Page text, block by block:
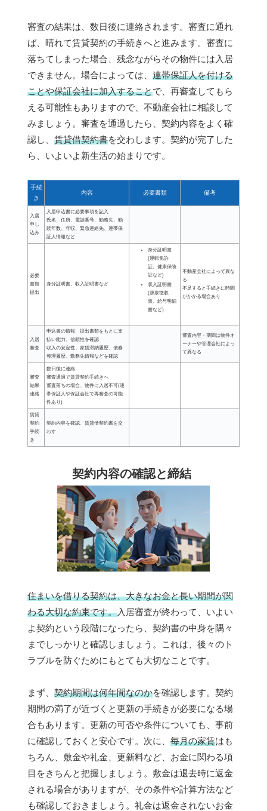
審査の結果は、数日後に連絡されます。審査に通れ
ば、晴れて賃貸契約の手続きへと進みます。審査に
落ちてしまった場合、残念ながらその物件には入居
できません。場合によっては、 連帯保証人を付ける
ことや保証会社に加入することで、再審査してもら
える可能性もありますので、不動産会社に相談して
みましょう。審査を通過したら、契約内容をよく確
認し、 賃貸借契約書を交わします。契約が完了した
ら、いよいよ新生活の始まりです。
手続
き
内容 必要書類 備考
入居
申し
込み
入居申込書に必要事項を記入
氏名、住所、電話番号、勤務先、勤
続年数、年収、緊急連絡先、連帯保
証人情報など
必要
書類
提出
身分証明書、収入証明書など
身分証明書
(運転免許
証、健康保険
証など)
収入証明書
(源泉徴収
票、給与明細
書など)
不動産会社によって異な
る
不足すると手続きに時間
がかかる場合あり
入居
審査
申込書の情報、提出書類をもとに支
払い能力、信頼性を確認
収入の安定性、家賃滞納履歴、債務
整理履歴、勤務先情報などを確認
審査内容・期間は物件オ
ーナーや管理会社によっ
て異なる
審査
結果
連絡
数日後に連絡
審査通過で賃貸契約手続きへ
審査落ちの場合、物件に入居不可(連
帯保証人や保証会社で再審査の可能
性あり)
賃貸
契約
手続
き
契約内容を確認、賃貸借契約書を交
わす
契約内容の確認と締結
住まいを借りる契約は、大きなお金と長い期間が関
わる大切な約束です。入居審査が終わって、いよい
よ契約という段階になったら、契約書の中身を隅々
までしっかりと確認しましょう。これは、後々のト
ラブルを防ぐためにもとても大切なことです。
まず、 契約期間は何年間なのかを確認します。契約
期間の満了が近づくと更新の手続きが必要になる場
合もあります。更新の可否や条件についても、事前
に確認しておくと安心です。次に、 毎月の家賃はも
ちろん、敷金や礼金、更新料など、お金に関わる項
目をきちんと把握しましょう。敷金は退去時に返金
される場合がありますが、その条件や計算方法など
も確認しておきましょう。礼金は返金されないお金